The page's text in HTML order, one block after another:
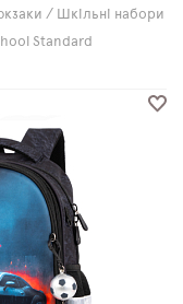
/ Шкільні набори
Standard